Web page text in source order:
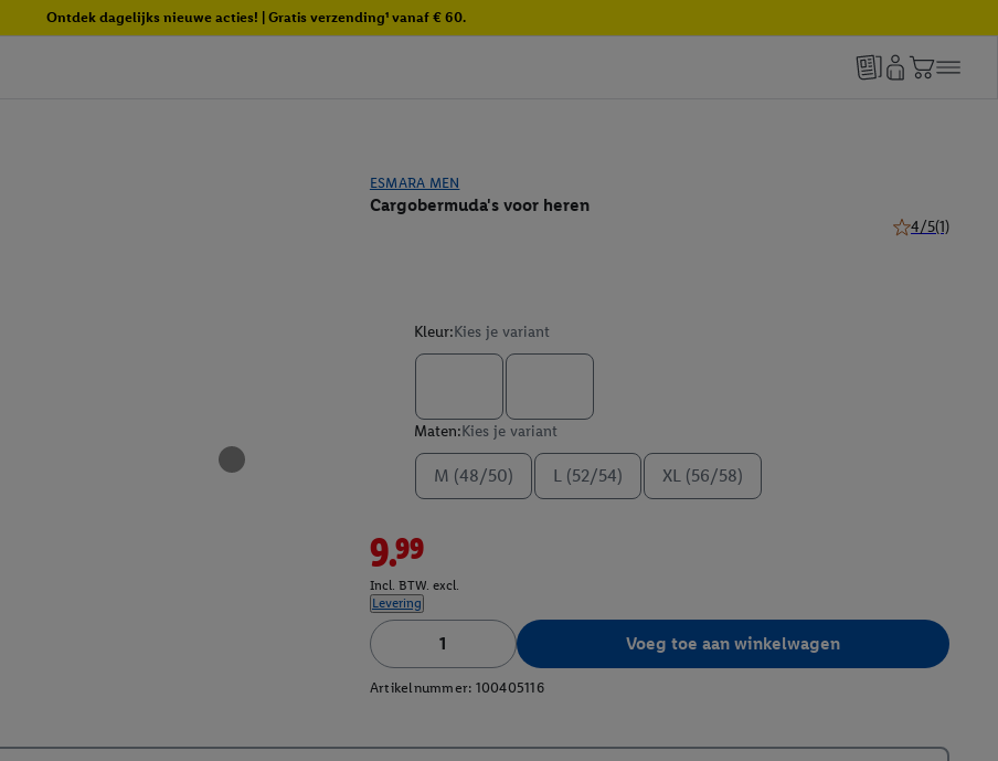
Ontdek dagelijks nieuwe acties! | Gratis verzending¹ vanaf € 60.
ESMARA MEN
Cargobermuda's voor heren
4/5(1)
Kleur:Kies je variant
Maten:Kies je variant
M (48/50) L (52/54) XL (56/58)
9.99
Incl. BTW. excl.
Levering
Voeg toe aan winkelwagen
Artikelnummer: 100405116